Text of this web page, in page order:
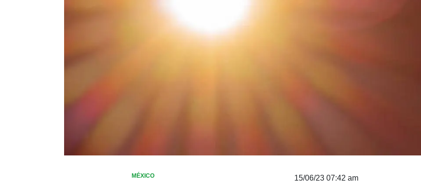
MÉXICO 15/06/23 07:42 am